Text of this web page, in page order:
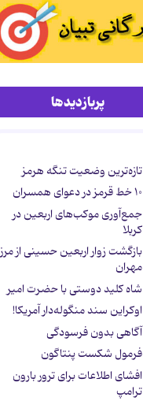
پربازدیدها
تازه‌ترین وضعیت تنگه هرمز
۱۰ خط قرمز در دعوای همسران
جمع‌آوری موکب‌های اربعین در
کربلا
بازگشت زوار اربعین حسینی از مرز
مهران
شاه کلید دوستی با حضرت امیر
اوکراین سند منگوله‌دار آمریکا!
آگاهی بدون فرسودگی
فرمول شکست پنتاگون
افشای اطلاعات برای ترور بارون
ترامپ